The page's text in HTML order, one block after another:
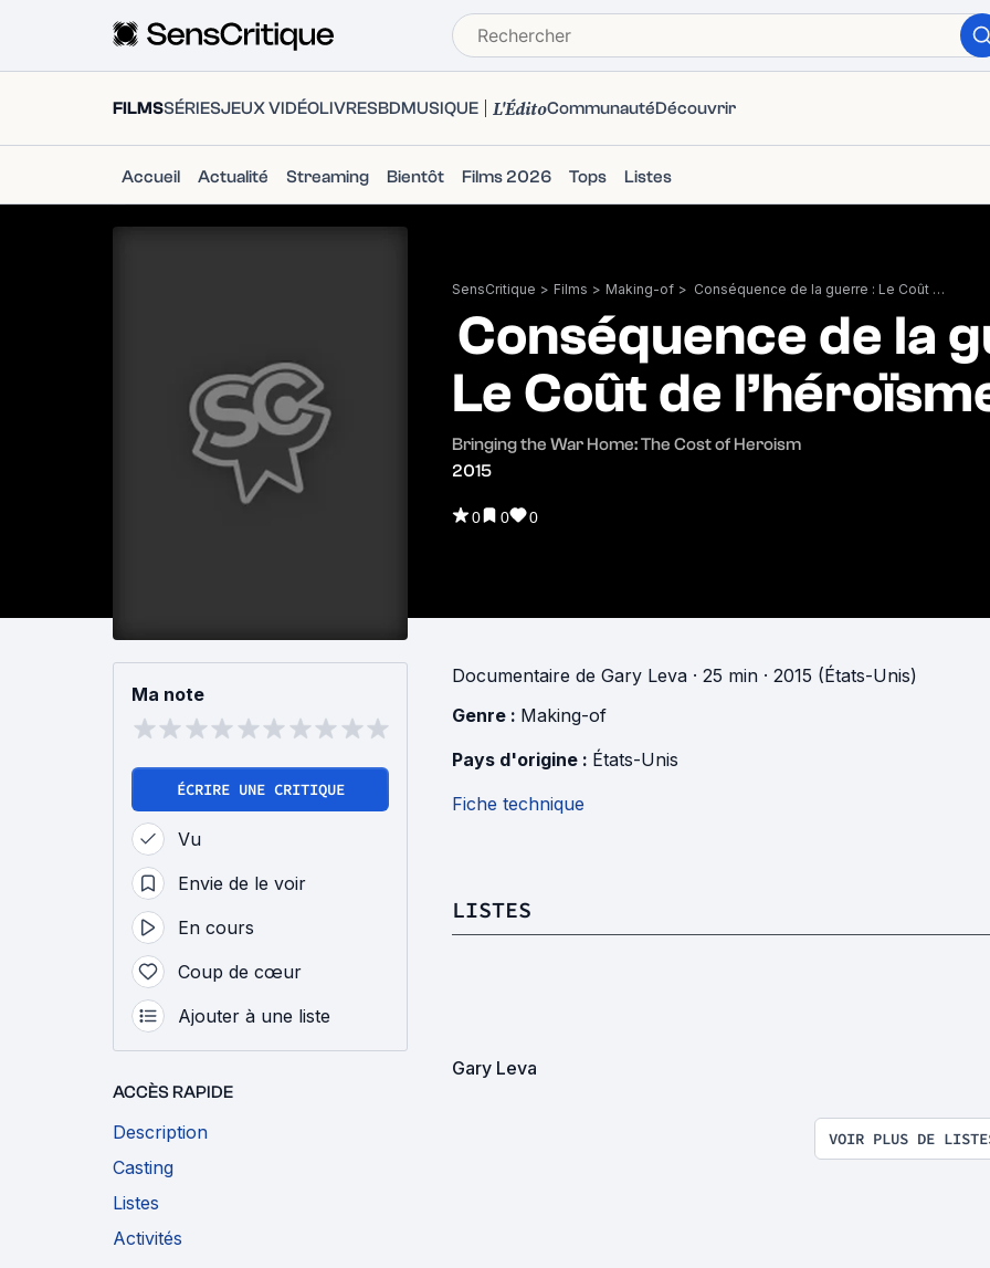
FILMSSÉRIESJEUX VIDÉOLIVRESBDMUSIQUE L'ÉditoCommunautéDécouvrir
Accueil Actualité Streaming Bientôt Films 2026 Tops Listes
SensCritique > Films > Making-of > Conséquence de la guerre : Le Coût de l’héroïsme
Conséquence de la
Le Coût de
Bringing the War Home: The Cost of Heroism
2015
0 0 0
Ma note
ÉCRIRE UNE CRITIQUE
Vu
Envie de le voir
En cours
Coup de cœur
Ajouter à une liste
ACCÈS RAPIDE
Description
Casting
Listes
Activités
Documentaire de Gary Leva · 25 min · 2015 (États-Unis)
Genre : Making-of
Pays d'origine : États-Unis
Fiche technique
LISTES
Gary Leva
VOIR PLUS DE